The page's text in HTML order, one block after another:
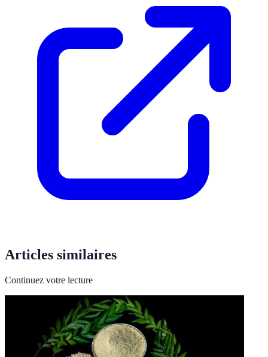
Articles similaires
Continuez votre lecture